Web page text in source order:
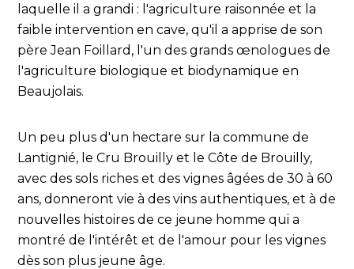
laquelle il a grandi : l'agriculture raisonnée et la
faible intervention en cave, qu'il a apprise de son
père Jean Foillard, l'un des grands œnologues de
l'agriculture biologique et biodynamique en
Beaujolais.
Un peu plus d'un hectare sur la commune de
Lantignié, le Cru Brouilly et le Côte de Brouilly,
avec des sols riches et des vignes âgées de 30 à 60
ans, donneront vie à des vins authentiques, et à de
nouvelles histoires de ce jeune homme qui a
montré de l'intérêt et de l'amour pour les vignes
dès son plus jeune âge.